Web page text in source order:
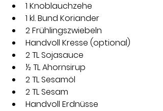
1 Knoblauchzehe
1 kl. Bund Koriander
2 Frühlingszwiebeln
Handvoll Kresse (optional)
2 TL Sojasauce
½ TL Ahornsirup
2 TL Sesamöl
2 TL Sesam
Handvoll Erdnüsse